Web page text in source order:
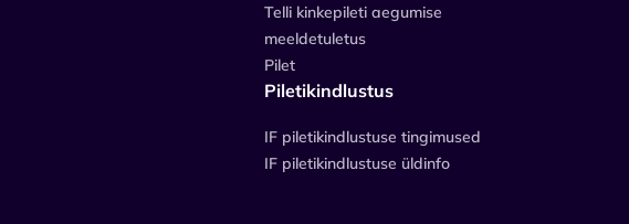
Telli kinkepileti aegumise
meeldetuletus
Pilet
Piletikindlustus
IF piletikindlustuse tingimused
IF piletikindlustuse üldinfo